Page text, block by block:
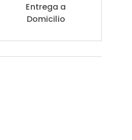
Entrega a
Domicilio